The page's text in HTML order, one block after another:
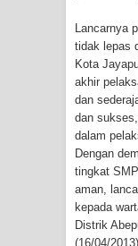
Lancarnya
tidak lepas
Kota
akhir
dan
dan
dalam
Dengan
tingkat
aman,
kepada
Distrik
(16/04/